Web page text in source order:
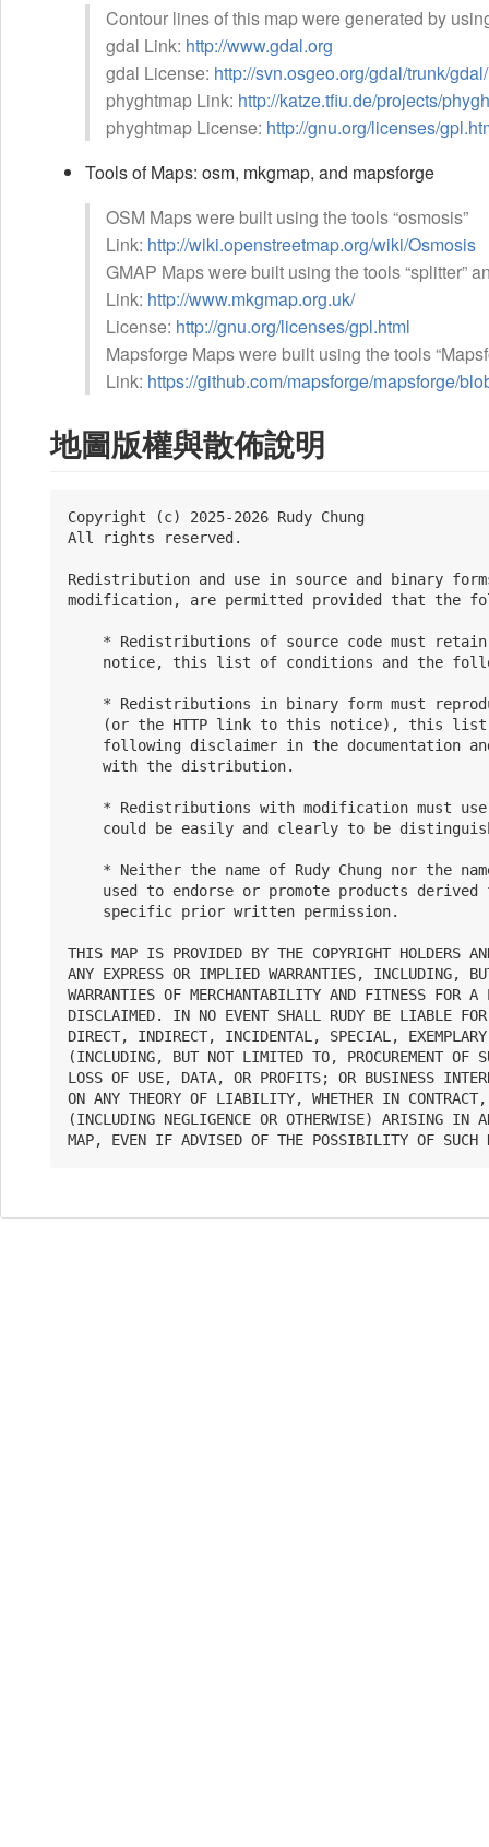
Contour lines of this map were generated by
gdal Link: http://www.gdal.org
gdal License: http://svn.osgeo.org/gdal/trunk/
phyghtmap Link: http://katze.tfiu.de/projects/
phyghtmap License: http://gnu.org/licenses/
Tools of Maps: osm, mkgmap, and mapsforge
OSM Maps were built using the tools “osmosis”
Link: http://wiki.openstreetmap.org/wiki/Osmosis
GMAP Maps were built using the tools “splitter”
Link: http://www.mkgmap.org.uk/
License: http://gnu.org/licenses/gpl.html
Mapsforge Maps were built using the tools
Link: https://github.com/mapsforge/mapsforge/
地圖版權與散佈說明
Copyright (c) 2025-2026 Rudy Chung
All rights reserved.
Redistribution and use in source and binary
modification, are permitted provided that the
* Redistributions of source code must
notice, this list of conditions and the
* Redistributions in binary form must
(or the HTTP link to this notice), this
following disclaimer in the documentation
    with the distribution.
* Redistributions with modification must
could be easily and clearly to be
* Neither the name of Rudy Chung nor the
used to endorse or promote products
    specific prior written permission.
THIS MAP IS PROVIDED BY THE COPYRIGHT HOLDERS
ANY EXPRESS OR IMPLIED WARRANTIES, INCLUDING,
WARRANTIES OF MERCHANTABILITY AND FITNESS FOR A
DISCLAIMED. IN NO EVENT SHALL RUDY BE LIABLE
DIRECT, INDIRECT, INCIDENTAL, SPECIAL, EXEMPLARY,
(INCLUDING, BUT NOT LIMITED TO, PROCUREMENT OF
LOSS OF USE, DATA, OR PROFITS; OR BUSINESS
ON ANY THEORY OF LIABILITY, WHETHER IN
(INCLUDING NEGLIGENCE OR OTHERWISE) ARISING IN